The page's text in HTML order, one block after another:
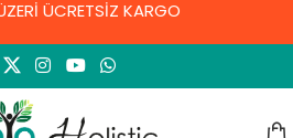
ÜCRETSİZ KARGO